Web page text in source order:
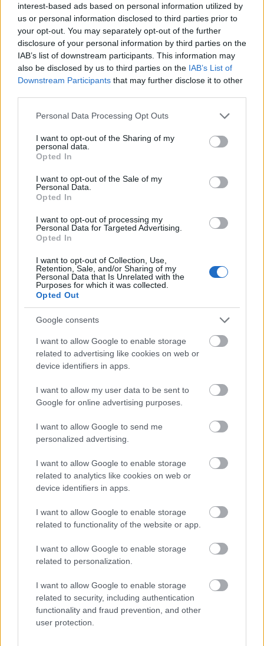
interest-based ads based on personal information utilized by
us or personal information disclosed to third parties prior to
your opt-out. You may separately opt-out of the further
disclosure of your personal information by third parties on the
IAB’s list of downstream participants. This information may
also be disclosed by us to third parties on the IAB’s List of
Downstream Participants that may further disclose it to other
Please note that this website/app uses one or more Google
not limited to your visit or usage behaviour. You may click to
grant or deny consent to Google and its third-party tags to
use your data for below specified purposes in below Google
consent section.
Personal Data Processing Opt Outs
I want to opt-out of the Sharing of my
personal data.
Opted In
I want to opt-out of the Sale of my
Personal Data.
Opted In
I want to opt-out of processing my
Personal Data for Targeted Advertising.
Opted In
I want to opt-out of Collection, Use,
Retention, Sale, and/or Sharing of my
Personal Data that Is Unrelated with the
Purposes for which it was collected.
Opted Out
Google consents
I want to allow Google to enable storage
related to advertising like cookies on web or
device identifiers in apps.
I want to allow my user data to be sent to
Google for online advertising purposes.
I want to allow Google to send me
personalized advertising.
I want to allow Google to enable storage
related to analytics like cookies on web or
device identifiers in apps.
I want to allow Google to enable storage
related to functionality of the website or app.
I want to allow Google to enable storage
related to personalization.
I want to allow Google to enable storage
related to security, including authentication
functionality and fraud prevention, and other
user protection.
Mindenkinek, aki a nyolcvanas években volt gyerek,
mély és kitörölhetetlen nyomokat hagyott a
tudatalattijában a hozzánk akkor még csak
csordogáló, az Óperencián túl azonban már saját
zsánert kikövetelő nindzsafilm áradat, különös
tekintettel azok amerikanizált válfajára.…
VHS Paradise: Rémálom az Elm
Geekblog•2013. november 27.
Érdekes, mennyire más lenyomatot hagy egy ijesztő
film egy-egy, a félelmetes dolgoktól egyrészt
óvatosan távolságot tartó, másrészt azokhoz csak
azért is vonzódó gyerek még éretlen pszichéjén.
Hogy mire emlékszik belőle utólag, évek távlatából,
hogy mi rémítette meg benne…
VHS paradise: Predator
Geekblog•2013. szeptember 20.
Keményfiúk, kéziágyúk, izomhegyek,
dzsungelkommandó, földönkívüli, gerinckitépés. A
cicivillantáson innen a Predatorban minden, de úgy
kurváraténylegminden megvolt, amiről a VHS-
meg még az is, amiről nem. John McTiernan…
VHS paradise: Őrült Stone, avagy
2008, a Patkány éve
Geekblog 2013. szeptember 03.
Hol a határ jó és rossz között? Ez egy olyan kérdés,
és rossz film között? Ó, ez sokkal könnyebb kérdés,
vágná rá sok filmkedvelő kapásból. Aztán előkerül az
Őrült Stone, avagy 2008, a Patkány éve, ami máig…
Geekblog •2013. július 17.
Korának híradásai szerint a Poltergeisten átok ült: